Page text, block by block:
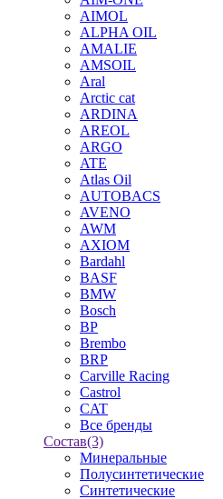
AIMOL
ALPHA OIL
AMALIE
AMSOIL
Aral
Arctic cat
ARDINA
AREOL
ARGO
ATE
Atlas Oil
AUTOBACS
AVENO
AWM
AXIOM
Bardahl
BASF
BMW
Bosch
BP
Brembo
BRP
Carville Racing
Castrol
CAT
Все бренды
Состав(3)
Минеральные
Полусинтетические
Синтетические